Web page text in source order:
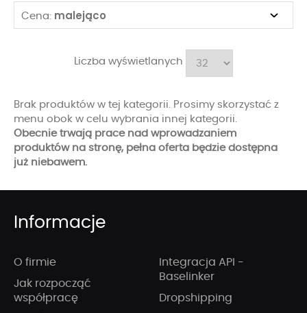
Cena: malejąco
Liczba wyświetlanych
Brak produktów w tej kategorii. Prosimy skorzystać z
menu obok w celu wybrania innej kategorii.
Obecnie trwają prace nad wprowadzaniem
produktów na stronę, pełna oferta będzie dostępna
już niebawem.
Informacje
O firmie
Jak rozpocząć
współpracę
Integracja API -
Baselinker
Dropshipping